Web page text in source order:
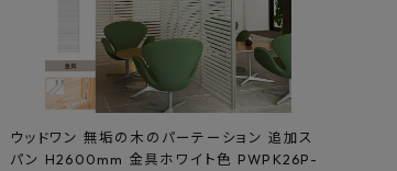
ウッドワン 無垢の木のパーテーション 追加ス
パン H2600mm 金具ホワイト色 PWPK26P-